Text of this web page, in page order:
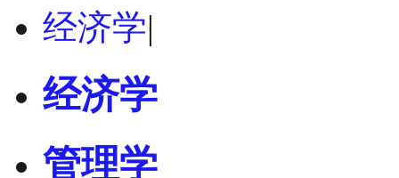
经济学|
经济学
管理学